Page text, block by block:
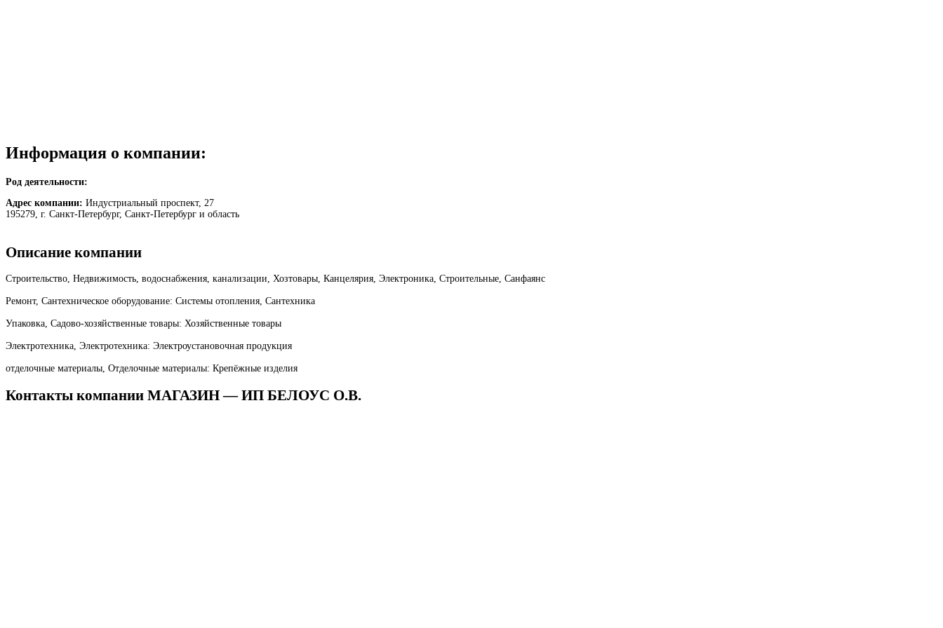
Информация о компании:
Род деятельности:
Адрес компании: Индустриальный проспект, 27
195279, г. Санкт-Петербург, Санкт-Петербург и область
Описание компании
Строительство, Недвижимость, водоснабжения, канализации, Хозтовары, Канцелярия, Электроника, Строительные, Санфаянс
Ремонт, Сантехническое оборудование: Системы отопления, Сантехника
Упаковка, Садово-хозяйственные товары: Хозяйственные товары
Электротехника, Электротехника: Электроустановочная продукция
отделочные материалы, Отделочные материалы: Крепёжные изделия
Контакты компании МАГАЗИН — ИП БЕЛОУС О.В.